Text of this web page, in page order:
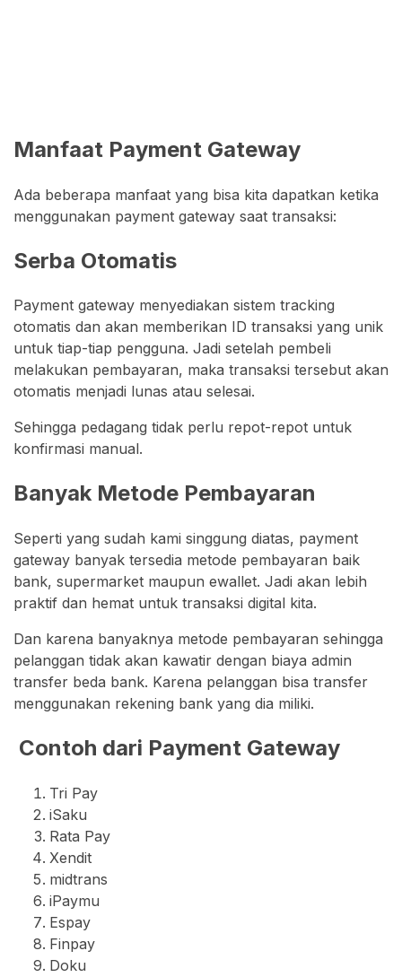
Manfaat Payment Gateway
Ada beberapa manfaat yang bisa kita dapatkan ketika
menggunakan payment gateway saat transaksi:
Serba Otomatis
Payment gateway menyediakan sistem tracking
otomatis dan akan memberikan ID transaksi yang unik
untuk tiap-tiap pengguna. Jadi setelah pembeli
melakukan pembayaran, maka transaksi tersebut akan
otomatis menjadi lunas atau selesai.
Sehingga pedagang tidak perlu repot-repot untuk
konfirmasi manual.
Banyak Metode Pembayaran
Seperti yang sudah kami singgung diatas, payment
gateway banyak tersedia metode pembayaran baik
bank, supermarket maupun ewallet. Jadi akan lebih
praktif dan hemat untuk transaksi digital kita.
Dan karena banyaknya metode pembayaran sehingga
pelanggan tidak akan kawatir dengan biaya admin
transfer beda bank. Karena pelanggan bisa transfer
menggunakan rekening bank yang dia miliki.
Contoh dari Payment Gateway
Tri Pay
iSaku
Rata Pay
Xendit
midtrans
iPaymu
Espay
Finpay
Doku